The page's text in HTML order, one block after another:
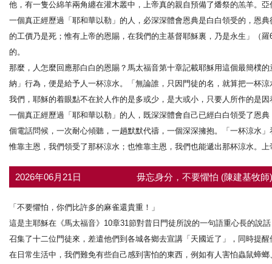
他，有一隻公綿羊兩角纏在灌木叢中，上帝真的親自預備了燔祭的羔羊。
一個真正經歷過「耶和華以勒」的人，必深深體會恩典是白白領受的，恩
的工價乃是死；惟有上帝的恩賜，在我們的主基督耶穌裏，乃是永生」（
的。
那麼，人怎麼回應那白白的恩賜？馬太福音第十章記載耶穌用這個最簡樸
納」行為，便是給予人一杯涼水。「無論誰，只因門徒的名，就算把一杯
我們，耶穌的着眼點不在於人作的是多或少，是大或小，只要人所作的是
一個真正經歷過「耶和華以勒」的人，既深深體會自己已經白白領受了恩
個電話問候，一次耐心傾聽，一趟默默代禱，一個深深擁抱。「一杯涼水
惟靠主恩，我們領受了那杯涼水；也惟靠主恩，我們也能遞出那杯涼水。
2026年06月21日 毋忘身分，不要懼怕 (陳建基牧
「不要懼怕，你們比許多的麻雀還貴重！」
這是主耶穌在《馬太福音》10章31節對昔日門徒所說的一句語重心長的說
召集了十二位門徒來，差遣他們到各城各鄉去宣講「天國近了」，同時提
在日常生活中，我們難免有些自己感到害怕的東西，例如有人害怕蟲鼠蟑